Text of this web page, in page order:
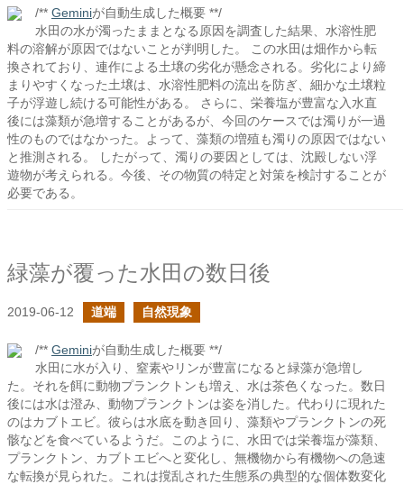
/** Geminiが自動生成した概要 **/
水田の水が濁ったままとなる原因を調査した結果、水溶性肥
料の溶解が原因ではないことが判明した。 この水田は畑作から転
換されており、連作による土壌の劣化が懸念される。劣化により締
まりやすくなった土壌は、水溶性肥料の流出を防ぎ、細かな土壌粒
子が浮遊し続ける可能性がある。 さらに、栄養塩が豊富な入水直
後には藻類が急増することがあるが、今回のケースでは濁りが一過
性のものではなかった。よって、藻類の増殖も濁りの原因ではない
と推測される。 したがって、濁りの要因としては、沈殿しない浮
遊物が考えられる。今後、その物質の特定と対策を検討することが
必要である。
緑藻が覆った水田の数日後
2019-06-12 道端 自然現象
/** Geminiが自動生成した概要 **/
水田に水が入り、窒素やリンが豊富になると緑藻が急増し
た。それを餌に動物プランクトンも増え、水は茶色くなった。数日
後には水は澄み、動物プランクトンは姿を消した。代わりに現れた
のはカブトエビ。彼らは水底を動き回り、藻類やプランクトンの死
骸などを食べているようだ。このように、水田では栄養塩が藻類、
プランクトン、カブトエビへと変化し、無機物から有機物への急速
な転換が見られた。これは撹乱された生態系の典型的な個体数変化